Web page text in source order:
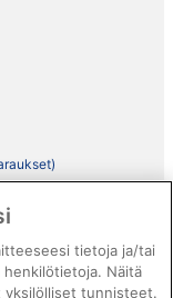
tietoja ja/tai
henkilötietoja. Näitä
yksilölliset tunnisteet.